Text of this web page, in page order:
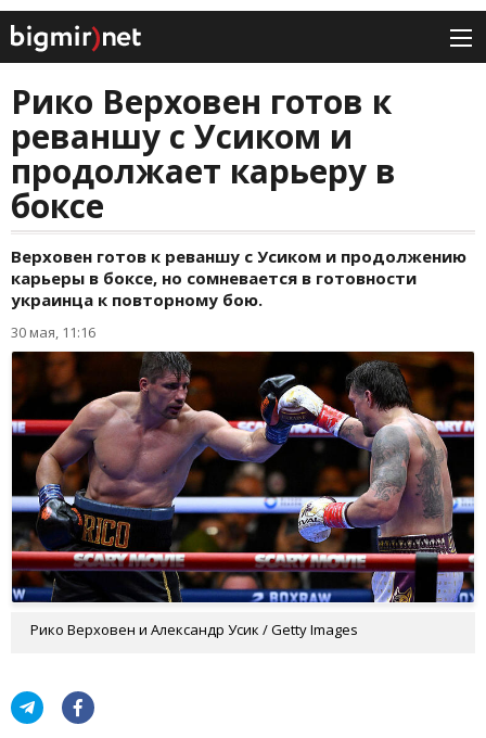
Рико Верховен готов к
реваншу с Усиком и
продолжает карьеру в
боксе
Верховен готов к реваншу с Усиком и продолжению
карьеры в боксе, но сомневается в готовности
украинца к повторному бою.
30 мая, 11:16
Рико Верховен и Александр Усик / Getty Images